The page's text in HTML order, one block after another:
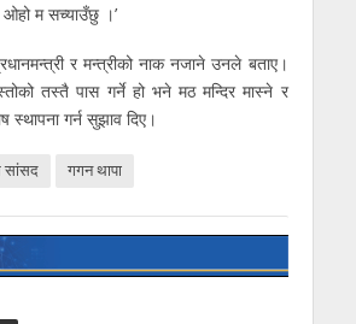
म सच्याउँछु ।’
र मन्त्रीको नाक नजाने उनले बताए।
तस्तै पास गर्ने हो भने मठ मन्दिर मास्ने र
स्थापना गर्न सुझाव दिए।
सांसद गगन थापा